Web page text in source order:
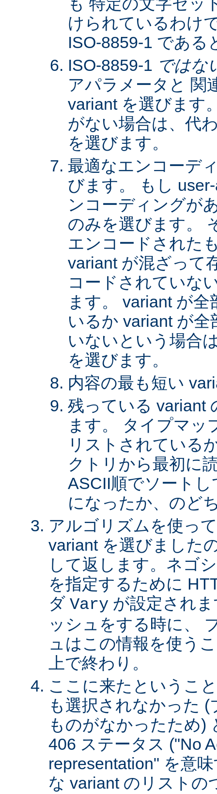
けられているわけ
ISO-8859-1 である
ISO-8859-1 ではな
アパラメータと 関
variant を選びます
がない場合は、代
を選びます。
最適なエンコーデ
びます。 もし
ンコーディングが
のみを選びます。
エンコードされた
variant が混ざって
コードされていな
ます。 variant が
いるか variant が
いないという場合
を選びます。
内容の最も短い
残っている variant
ます。 タイプマッ
リストされている
クトリから最初に
ASCII順でソート
になったか、のど
アルゴリズムを使っ
variant を選びました
して返します。ネゴ
を指定するために
ダ Vary が設定され
ッシュをする時に、
ュはこの情報を使う
上で終わり。
ここに来たというこ
も選択されなかった
ものがなかったため)
406 ステータス ("No
representation" を意
な variant のリストの